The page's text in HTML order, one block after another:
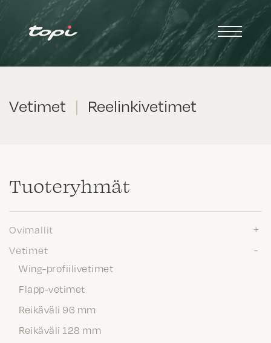
Vetimet | Reelinkivetimet
Tuote­ryhmät
Ovimallit
Vetimet
Wing-profiilivetimet
Flapp-vetimet
Reikäväli 96 mm
Reikäväli 128 mm